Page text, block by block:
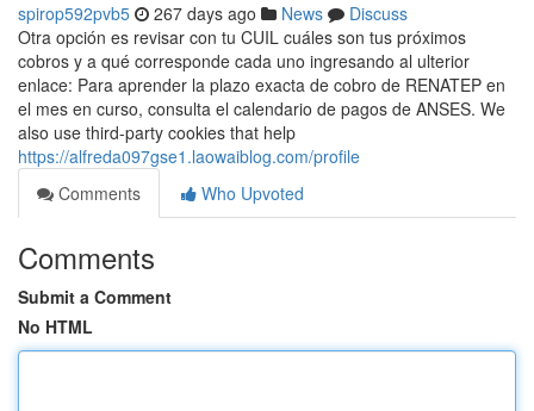
spirop592pvb5 267 days ago News
Discuss
Otra opción es revisar con tu CUIL cuáles son tus próximos
cobros y a qué corresponde cada uno ingresando al ulterior
enlace: Para aprender la plazo exacta de cobro de ⁣RENATEP en
el mes en curso, consulta el calendario de ​pagos de ANSES. We
also use third-party cookies that help
https://alfreda097gse1.laowaiblog.com/profile
Comments
Who Upvoted
Comments
Submit a Comment
No HTML